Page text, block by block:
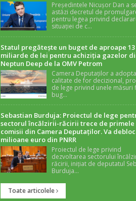
Președintele Nicușor Dan a
astăzi decretul de
pentru legea privind
situației de c...
Statul pregătește un buget de aproape 13
miliarde de lei pentru achiziția gazelor
Neptun Deep de la OMV Petrom
Camera Deputaților a
calitate de for decizional,
de lege privind unele măsuri
bug...
Sebastian Burduja: Proiectul de lege
sectorul încălzirii-răcirii trece de primele
comisii din Camera Deputaților. Va
milioane euro din PNRR
Proiectul de lege privind
dezvoltarea sectorului
răcirii, inițiat de deputatul
Burduja...
Toate articolele